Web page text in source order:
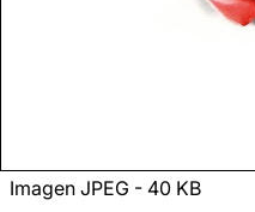
Imagen JPEG - 40 KB